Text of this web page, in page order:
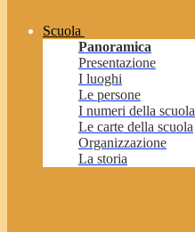
Scuola
Panoramica
Presentazione
I luoghi
Le persone
I numeri della scuola
Le carte della scuola
Organizzazione
La storia